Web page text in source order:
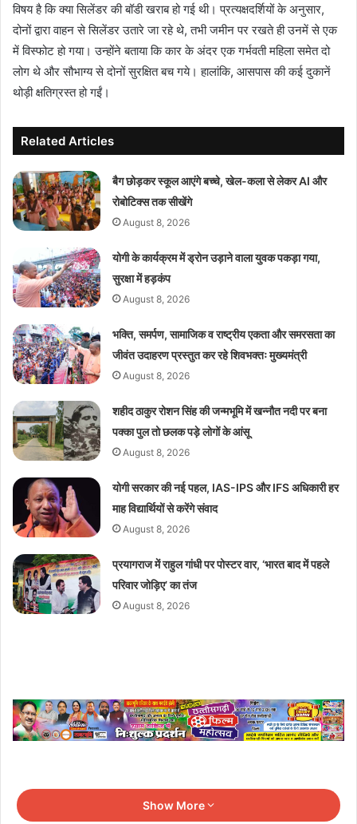
विषय है कि क्या सिलेंडर की बॉडी खराब हो गई थी। प्रत्यक्षदर्शियों के अनुसार,
दोनों द्वारा वाहन से सिलेंडर उतारे जा रहे थे, तभी जमीन पर रखते ही उनमें से एक
में विस्फोट हो गया। उन्होंने बताया कि कार के अंदर एक गर्भवती महिला समेत दो
लोग थे और सौभाग्य से दोनों सुरक्षित बच गये। हालांकि, आसपास की कई दुकानें
थोड़ी क्षतिग्रस्त हो गईं।
Related Articles
बैग छोड़कर स्कूल आएंगे बच्चे, खेल-कला से लेकर AI और
रोबोटिक्स तक सीखेंगे
August 8, 2026
योगी के कार्यक्रम में ड्रोन उड़ाने वाला युवक पकड़ा गया,
सुरक्षा में हड़कंप
August 8, 2026
भक्ति, समर्पण, सामाजिक व राष्ट्रीय एकता और समरसता का
जीवंत उदाहरण प्रस्तुत कर रहे शिवभक्तः मुख्यमंत्री
August 8, 2026
शहीद ठाकुर रोशन सिंह की जन्मभूमि में खन्नौत नदी पर बना
पक्का पुल तो छलक पड़े लोगों के आंसू
August 8, 2026
योगी सरकार की नई पहल, IAS-IPS और IFS अधिकारी हर
माह विद्यार्थियों से करेंगे संवाद
August 8, 2026
प्रयागराज में राहुल गांधी पर पोस्टर वार, ‘भारत बाद में पहले
परिवार जोड़िए’ का तंज
August 8, 2026
Show More